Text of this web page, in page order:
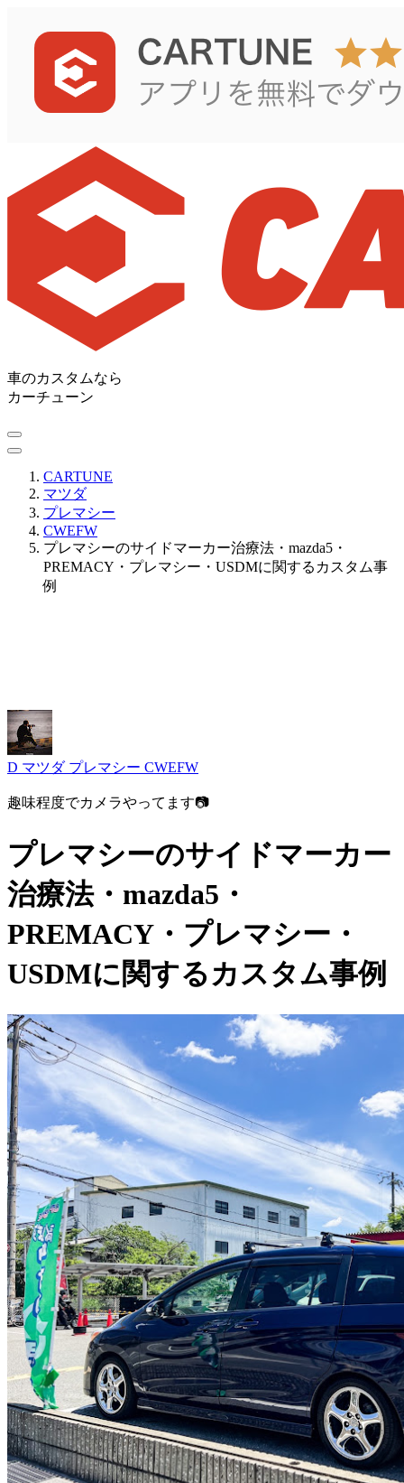
車のカスタムなら
カーチューン
CARTUNE
マツダ
プレマシー
CWEFW
プレマシーのサイドマーカー治療法・mazda5・
PREMACY・プレマシー・USDMに関するカスタム事
例
D マツダ プレマシー CWEFW
趣味程度でカメラやってます📷
プレマシーのサイドマーカー
治療法・mazda5・
PREMACY・プレマシー・
USDMに関するカスタム事例